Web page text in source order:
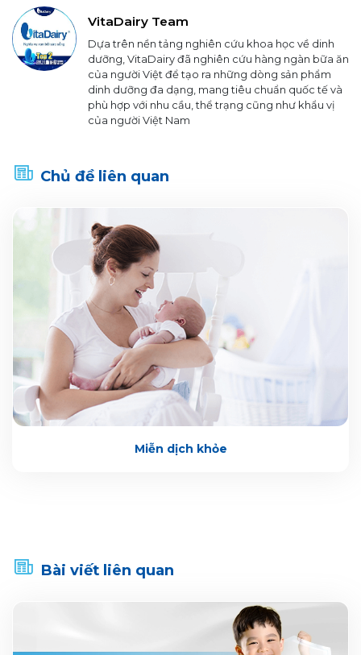
VitaDairy Team
Dựa trên nền tảng nghiên cứu khoa học về dinh
dưỡng, VitaDairy đã nghiên cứu hàng ngàn bữa ăn
của người Việt để tạo ra những dòng sản phẩm
dinh dưỡng đa dạng, mang tiêu chuẩn quốc tế và
phù hợp với nhu cầu, thể trạng cũng như khẩu vị
của người Việt Nam
Chủ đề liên quan
Miễn dịch khỏe
Bài viết liên quan